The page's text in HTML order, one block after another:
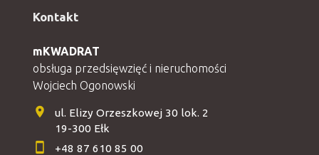
Kontakt
mKWADRAT
obsługa przedsięwzięć i nieruchomości
Wojciech Ogonowski
ul. Elizy Orzeszkowej 30 lok. 2
19-300 Ełk
+48 87 610 85 00